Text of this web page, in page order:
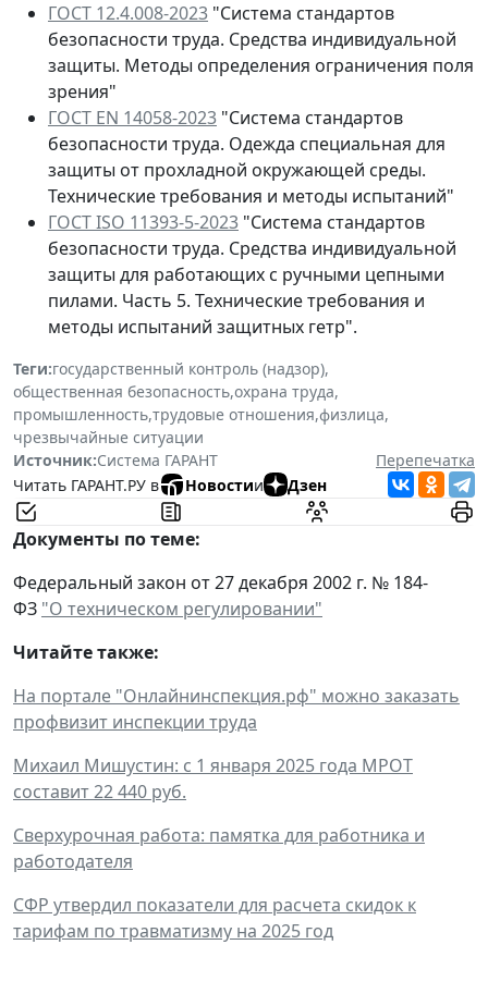
ГОСТ 12.4.008-2023 "Система стандартов
безопасности труда. Средства индивидуальной
защиты. Методы определения ограничения поля
зрения"
ГОСТ ЕN 14058-2023 "Система стандартов
безопасности труда. Одежда специальная для
защиты от прохладной окружающей среды.
Технические требования и методы испытаний"
ГОСТ ISО 11393-5-2023 "Система стандартов
безопасности труда. Средства индивидуальной
защиты для работающих с ручными цепными
пилами. Часть 5. Технические требования и
методы испытаний защитных гетр".
Теги:государственный контроль (надзор),
общественная безопасность,охрана труда,
промышленность,трудовые отношения,физлица,
чрезвычайные ситуации
Источник:Система ГАРАНТ
Перепечатка
Читать ГАРАНТ.РУ в
Новостии Дзен
Документы по теме:
Федеральный закон от 27 декабря 2002 г. № 184-
ФЗ "О техническом регулировании"
Читайте также:
На портале "Онлайнинспекция.рф" можно заказать
профвизит инспекции труда
Михаил Мишустин: с 1 января 2025 года МРОТ
составит 22 440 руб.
Сверхурочная работа: памятка для работника и
работодателя
СФР утвердил показатели для расчета скидок к
тарифам по травматизму на 2025 год